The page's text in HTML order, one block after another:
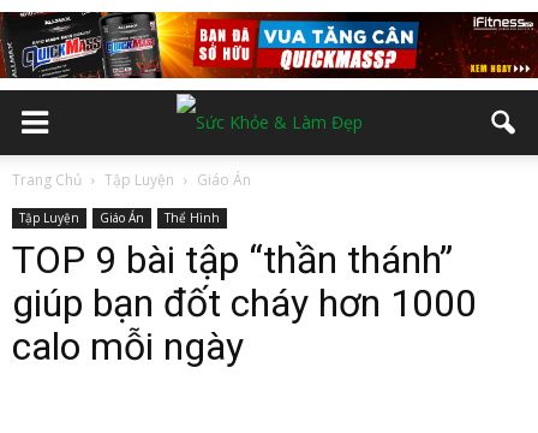
Trang Chủ Tập Luyện Giáo Án
Tập Luyện Giáo Án Thể Hình
TOP 9 bài tập “thần thánh”
giúp bạn đốt cháy hơn 1000
calo mỗi ngày